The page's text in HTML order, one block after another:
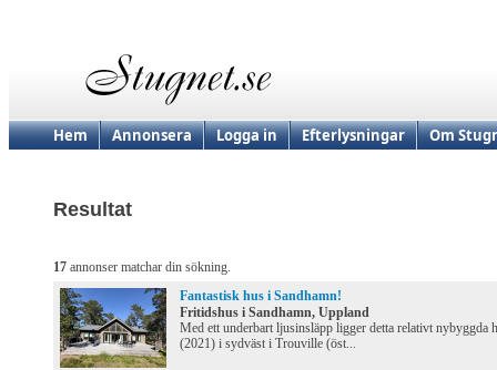
Hem Annonsera Logga in Efterlysningar Om
Resultat
17 annonser matchar din sökning.
Fantastisk hus i Sandhamn!
Fritidshus i Sandhamn, Uppland
Med ett underbart ljusinsläpp ligger detta relativt nybyggda
(2021) i sydväst i Trouville (öst...